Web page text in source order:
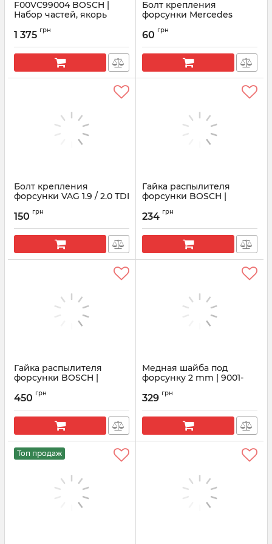
F00VC99004 BOSCH |
Набор частей, якорь
Артикул:
1 375 грн
Болт крепления
форсунки Mercedes
Артикул:
60 грн
Болт крепления
форсунки VAG 1.9 / 2.0 TDI
Артикул:
150 грн
Гайка распылителя
форсунки BOSCH |
Артикул:
234 грн
Гайка распылителя
форсунки BOSCH |
Артикул:
450 грн
Медная шайба под
форсунку 2 mm | 9001-
Артикул:
329 грн
Топ продаж